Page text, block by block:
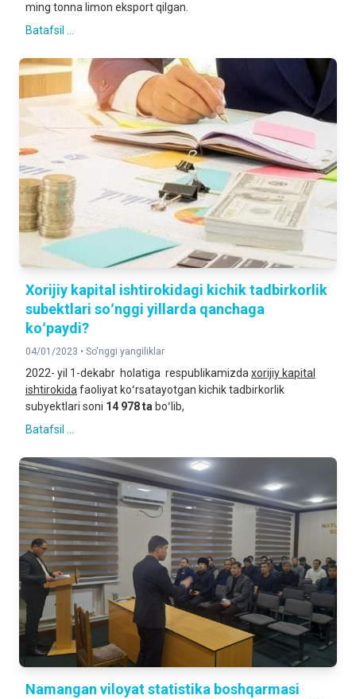
ming tonna limon eksport qilgan.
Batafsil ...
Xorijiy kapital ishtirokidagi kichik tadbirkorlik
subektlari soʻnggi yillarda qanchaga
koʻpaydi?
04/01/2023 • So'nggi yangiliklar
2022- yil 1-dekabr holatiga respublikamizda xorijiy kapital
ishtirokida faoliyat koʻrsatayotgan kichik tadbirkorlik
subyektlari soni 14 978 ta boʻlib,
Batafsil ...
Namangan viloyat statistika boshqarmasi